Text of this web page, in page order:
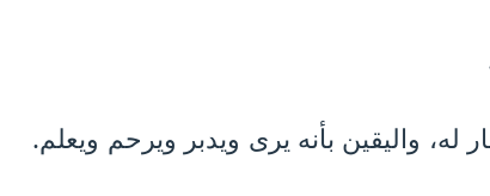
له، واليقين بأنه يرى ويدبر ويرحم ويعلم.